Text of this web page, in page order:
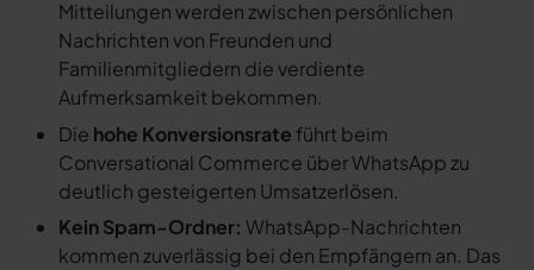
Mitteilungen werden zwischen persönlichen
Nachrichten von Freunden und
Familienmitgliedern die verdiente
Aufmerksamkeit bekommen.
Die hohe Konversionsrate führt beim
Conversational Commerce über WhatsApp zu
deutlich gesteigerten Umsatzerlösen.
Kein Spam-Ordner: WhatsApp-Nachrichten
kommen zuverlässig bei den Empfängern an. Das